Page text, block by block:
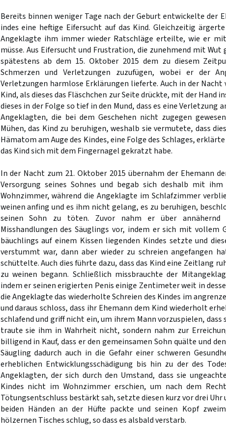
Bereits binnen weniger Tage nach der Geburt entwickelte der
indes eine heftige Eifersucht auf das Kind. Gleichzeitig
Angeklagte ihm immer wieder Ratschläge erteilte, wie er
müsse. Aus Eifersucht und Frustration, die zunehmend mit
spätestens ab dem 15. Oktober 2015 dem zu diesem
Schmerzen und Verletzungen zuzufügen, wobei er der
Verletzungen harmlose Erklärungen lieferte. Auch in der Nacht
Kind, als dieses das Fläschchen zur Seite drückte, mit der Hand
dieses in der Folge so tief in den Mund, dass es eine Verletzung
Angeklagten, die bei dem Geschehen nicht zugegen
Mühen, das Kind zu beruhigen, weshalb sie vermutete, dass
Hämatom am Auge des Kindes, eine Folge des Schlages,
das Kind sich mit dem Fingernagel gekratzt habe.
In der Nacht zum 21. Oktober 2015 übernahm der Ehemann
Versorgung seines Sohnes und begab sich deshalb mit
Wohnzimmer, während die Angeklagte im Schlafzimmer
weinen anfing und es ihm nicht gelang, es zu beruhigen,
seinen Sohn zu töten. Zuvor nahm er über annähernd
Misshandlungen des Säuglings vor, indem er sich mit vollem
bäuchlings auf einem Kissen liegenden Kindes setzte und
verstummt war, dann aber wieder zu schreien angefangen
schüttelte. Auch dies führte dazu, dass das Kind eine Zeitlang
zu weinen begann. Schließlich missbrauchte der
indem er seinen erigierten Penis einige Zentimeter weit in
die Angeklagte das wiederholte Schreien des Kindes im
und daraus schloss, dass ihr Ehemann dem Kind wiederholt
schlafend und griff nicht ein, um ihrem Mann vorzuspielen, dass
traute sie ihm in Wahrheit nicht, sondern nahm zur
billigend in Kauf, dass er den gemeinsamen Sohn quälte und
Säugling dadurch auch in die Gefahr einer schweren
erheblichen Entwicklungsschädigung bis hin zu der des
Angeklagten, der sich durch den Umstand, dass sie
Kindes nicht im Wohnzimmer erschien, um nach dem
Tötungsentschluss bestärkt sah, setzte diesen kurz vor drei Uhr
beiden Händen an der Hüfte packte und seinen Kopf
hölzernen Tisches schlug, so dass es alsbald verstarb.